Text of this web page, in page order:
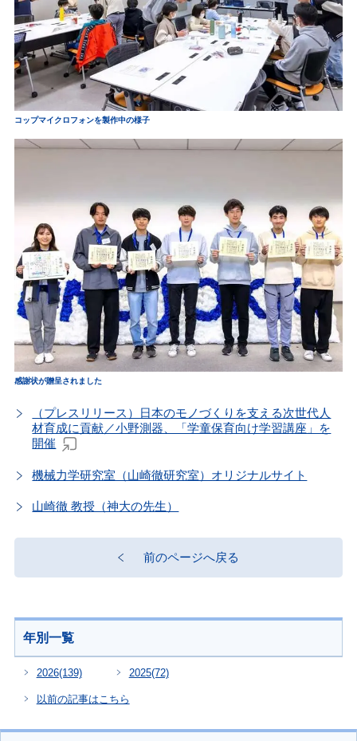
コップマイクロフォンを製作中の様子
感謝状が贈呈されました
（プレスリリース）日本のモノづくりを支える次世代人
材育成に貢献／小野測器、「学童保育向け学習講座」を
開催
機械力学研究室（山崎徹研究室）オリジナルサイト
山崎徹 教授（神大の先生）
前のページへ戻る
年別一覧
2026(139) 2025(72)
以前の記事はこちら